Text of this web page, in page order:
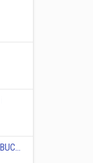
ING BANK N.V. AMSTERDAM SUCURSALA BUCURESTI